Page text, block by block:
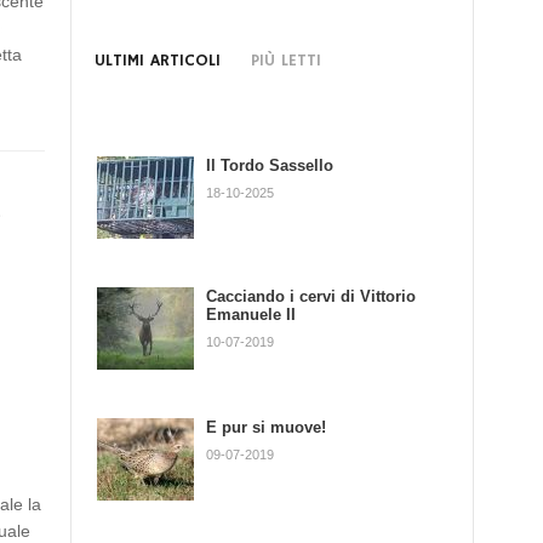
la
ULTIMI ARTICOLI PIÙ LETTI
Il Tordo Sassello
18-10-2025
Cacciando i cervi di Vittorio
Emanuele II
10-07-2019
E pur si muove!
09-07-2019
Piccolo è bello: le Cince
27-02-2013
Il ghiro
06-06-2013
Piccoli carnivori
17-04-2013